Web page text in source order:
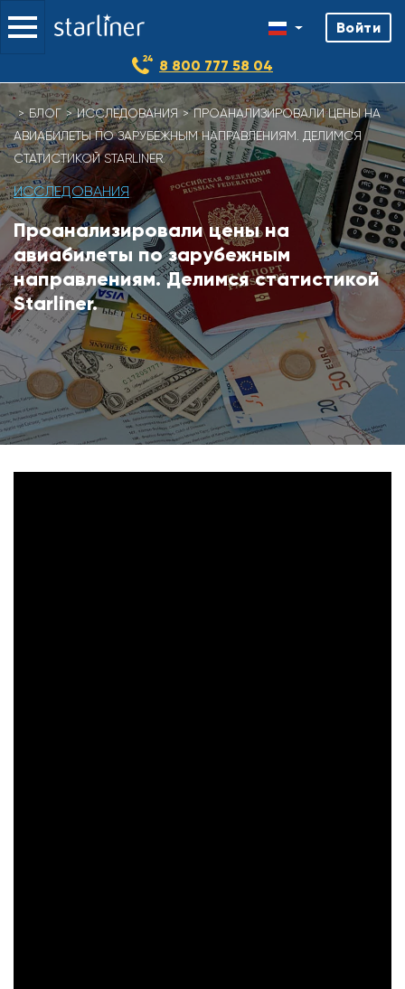
Skip
to
content
Войти
8 800 777 58 04
БЛОГ ИССЛЕДОВАНИЯ
ПРОАНАЛИЗИРОВАЛИ ЦЕНЫ НА
АВИАБИЛЕТЫ ПО ЗАРУБЕЖНЫМ НАПРАВЛЕНИЯМ. ДЕЛИМСЯ
СТАТИСТИКОЙ STARLINER.
ИССЛЕДОВАНИЯ
Проанализировали цены на
авиабилеты по зарубежным
направлениям. Делимся статистикой
Starliner.